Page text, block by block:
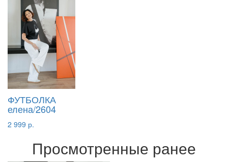
ФУТБОЛКА
елена/2604
2 999 р.
Просмотренные ранее